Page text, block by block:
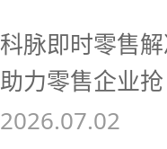
科脉即时零售
助力零售企业
2026.07.02